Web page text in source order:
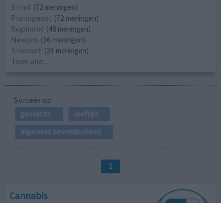
Sifrol (72 meningen)
Pramipexol (72 meningen)
Ropinirol (48 meningen)
Neupro (36 meningen)
Sinemet (23 meningen)
Toon alle...
Sorteer op
geslacht
leeftijd
algehele tevredenheid
1
Cannabis